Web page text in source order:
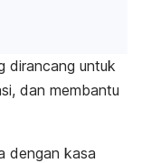
dirancang untuk
dan membantu
dengan kasa